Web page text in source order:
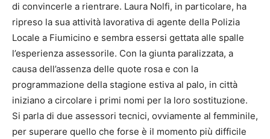
di convincerle a rientrare. Laura Nolfi, in particolare, ha
ripreso la sua attività lavorativa di agente della Polizia
Locale a Fiumicino e sembra essersi gettata alle spalle
l’esperienza assessorile. Con la giunta paralizzata, a
causa dell’assenza delle quote rosa e con la
programmazione della stagione estiva al palo, in città
iniziano a circolare i primi nomi per la loro sostituzione.
Si parla di due assessori tecnici, ovviamente al femminile,
per superare quello che forse è il momento più difficile